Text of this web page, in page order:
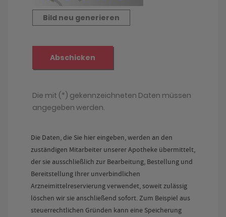
Die Daten, die Sie hier eingeben, werden an den
zuständigen Mitarbeiter unserer Apotheke übermittelt,
der sie ausschließlich zur Bearbeitung, Bestellung und
Bereitstellung Ihrer unverbindlichen
Arzneimittelreservierung verwendet, soweit zulässig
löschen wir sie anschließend sofort. Zum Beispiel aus
steuerrechtlichen Gründen kann eine Speicherung